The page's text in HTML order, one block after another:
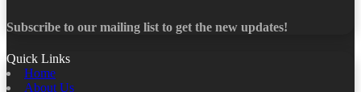
Subscribe to our mailing list to get the new updates!
Quick Links
Home
About Us